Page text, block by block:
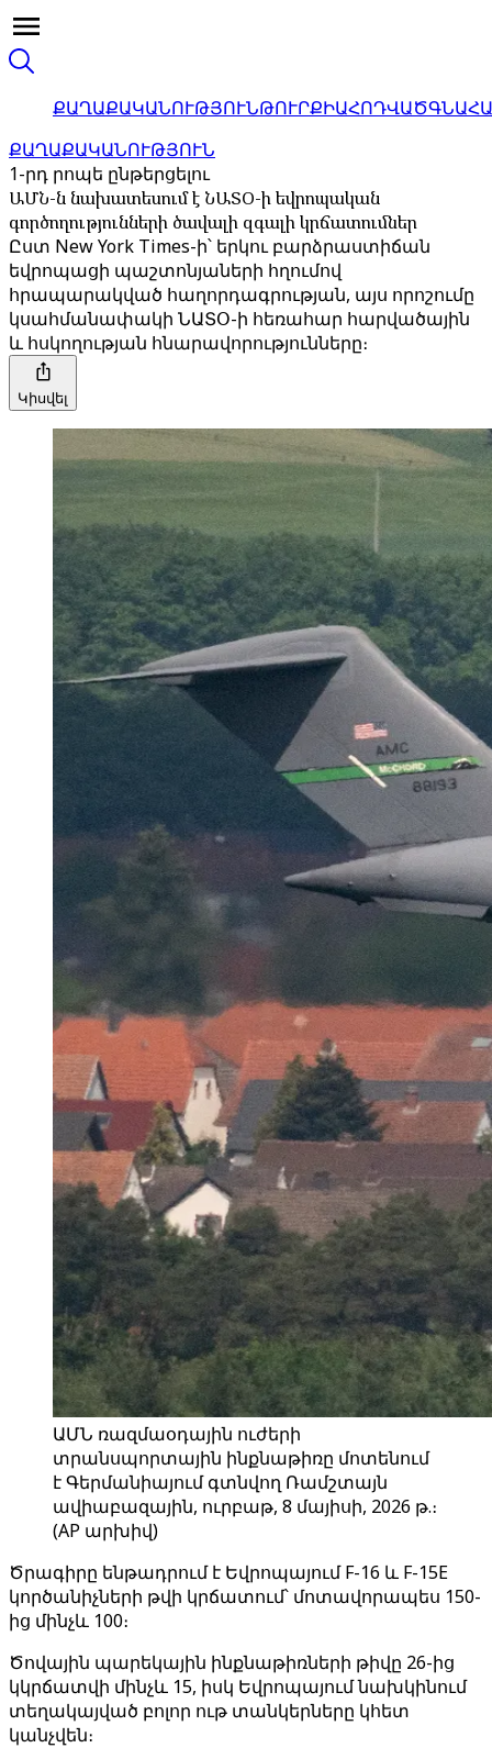
ՔԱՂԱՔԱԿԱՆՈՒԹՅՈՒՆԹՈՒՐՔԻԱՀՈԴՎԱԾ
ՔԱՂԱՔԱԿԱՆՈՒԹՅՈՒՆ
1-րդ րոպե ընթերցելու
ԱՄՆ-ն նախատեսում է ՆԱՏՕ-ի եվրոպական
գործողությունների ծավալի զգալի կրճատումներ
Ըստ New York Times-ի՝ երկու բարձրաստիճան
եվրոպացի պաշտոնյաների հղումով
հրապարակված հաղորդագրության, այս որոշումը
կսահմանափակի ՆԱՏՕ-ի հեռահար հարվածային
և հսկողության հնարավորությունները։
Կիսվել
ԱՄՆ ռազմաօդային ուժերի
տրանսպորտային ինքնաթիռը մոտենում
է Գերմանիայում գտնվող Ռամշտայն
ավիաբազային, ուրբաթ, 8 մայիսի, 2026 թ.։
(AP արխիվ)
Ծրագիրը ենթադրում է Եվրոպայում F-16 և F-15E
կործանիչների թվի կրճատում՝ մոտավորապես 150-
ից մինչև 100։
Ծովային պարեկային ինքնաթիռների թիվը 26-ից
կկրճատվի մինչև 15, իսկ Եվրոպայում նախկինում
տեղակայված բոլոր ութ տանկերները կհետ
կանչվեն։